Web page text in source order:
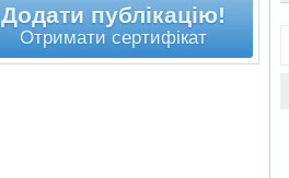
Додати публікацію!
Отримати сертифікат